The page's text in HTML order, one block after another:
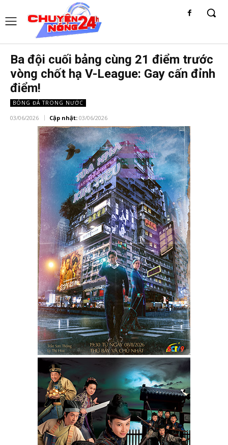
Ba đội cuối bảng cùng 21 điểm trước
vòng chốt hạ V-League: Gay cấn đỉnh
điểm!
BÓNG ĐÁ TRONG NƯỚC
03/06/2026 Cập nhật: 03/06/2026